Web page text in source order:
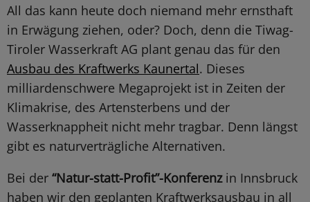
All das kann heute doch niemand mehr ernsthaft
in Erwägung ziehen, oder? Doch, denn die Tiwag-
Tiroler Wasserkraft AG plant genau das für den
Ausbau des Kraftwerks Kaunertal. Dieses
milliardenschwere Megaprojekt ist in Zeiten der
Klimakrise, des Artensterbens und der
Wasserknappheit nicht mehr tragbar. Denn längst
gibt es naturverträgliche Alternativen.
Bei der “Natur-statt-Profit”-Konferenzin Innsbruck
haben wir den geplanten Kraftwerksausbau in all